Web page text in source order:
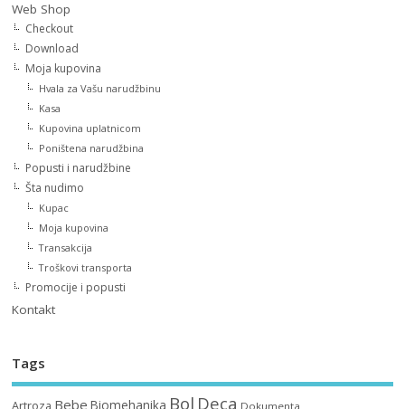
Web Shop
Checkout
Download
Moja kupovina
Hvala za Vašu narudžbinu
Kasa
Kupovina uplatnicom
Poništena narudžbina
Popusti i narudžbine
Šta nudimo
Kupac
Moja kupovina
Transakcija
Troškovi transporta
Promocije i popusti
Kontakt
Tags
Artroza Bebe Biomehanika Bol Deca Dokumenta